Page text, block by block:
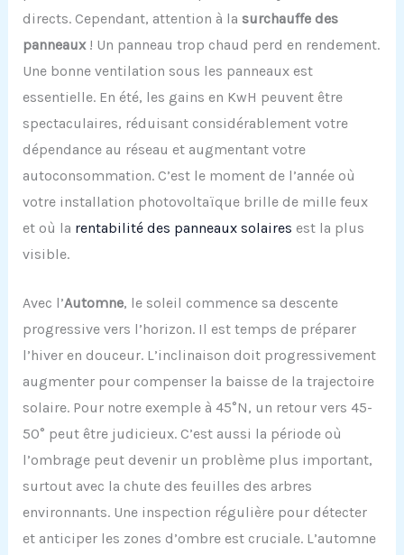
directs. Cependant, attention à la surchauffe des
panneaux! Un panneau trop chaud perd en rendement.
Une bonne ventilation sous les panneaux est
essentielle. En été, les gains en KwH peuvent être
spectaculaires, réduisant considérablement votre
dépendance au réseau et augmentant votre
autoconsommation. C’est le moment de l’année où
votre installation photovoltaïque brille de mille feux
et où la rentabilité des panneaux solaires est la plus
visible.
Avec l’Automne, le soleil commence sa descente
progressive vers l’horizon. Il est temps de préparer
l’hiver en douceur. L’inclinaison doit progressivement
augmenter pour compenser la baisse de la trajectoire
solaire. Pour notre exemple à 45°N, un retour vers 45-
50° peut être judicieux. C’est aussi la période où
l’ombrage peut devenir un problème plus important,
surtout avec la chute des feuilles des arbres
environnants. Une inspection régulière pour détecter
et anticiper les zones d’ombre est cruciale. L’automne